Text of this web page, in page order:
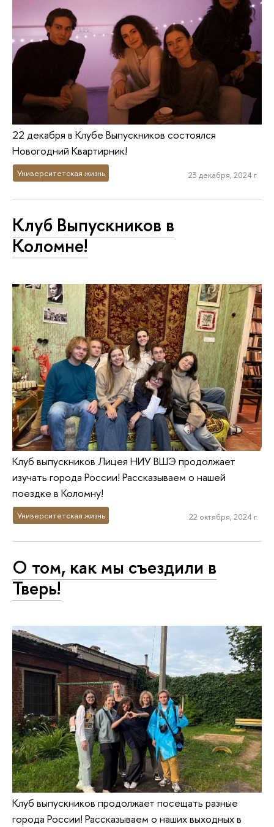
22 декабря в Клубе Выпускников состоялся
Новогодний Квартирник!
Университетская жизнь 23 декабря, 2024 г.
Клуб Выпускников в
Коломне!
Клуб выпускников Лицея НИУ ВШЭ продолжает
изучать города России! Рассказываем о нашей
поездке в Коломну!
Университетская жизнь 22 октября, 2024 г.
О том, как мы съездили в
Тверь!
Клуб выпускников продолжает посещать разные
города России! Рассказываем о наших выходных в